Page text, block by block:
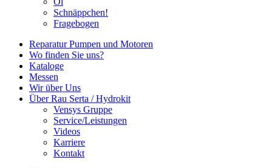
Schnäppchen!
Fragebogen
Reparatur Pumpen und Motoren
Wo finden Sie uns?
Kataloge
Messen
Wir über Uns
Über Rau Serta / Hydrokit
Vensys Gruppe
Service/Leistungen
Videos
Karriere
Kontakt